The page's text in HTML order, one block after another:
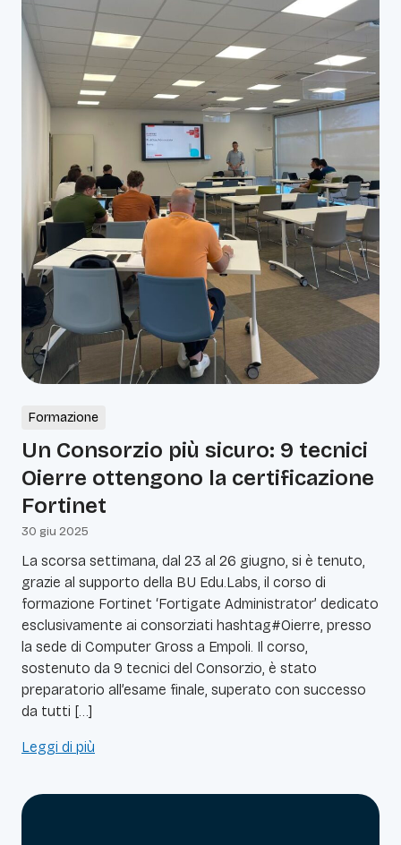
Formazione
Un Consorzio più sicuro: 9 tecnici
Oierre ottengono la certificazione
Fortinet
30 giu 2025
La scorsa settimana, dal 23 al 26 giugno, si è tenuto,
grazie al supporto della BU Edu.Labs, il corso di
formazione Fortinet ‘Fortigate Administrator’ dedicato
esclusivamente ai consorziati hashtag#Oierre, presso
la sede di Computer Gross a Empoli. Il corso,
sostenuto da 9 tecnici del Consorzio, è stato
preparatorio all’esame finale, superato con successo
da tutti […]
Leggi di più